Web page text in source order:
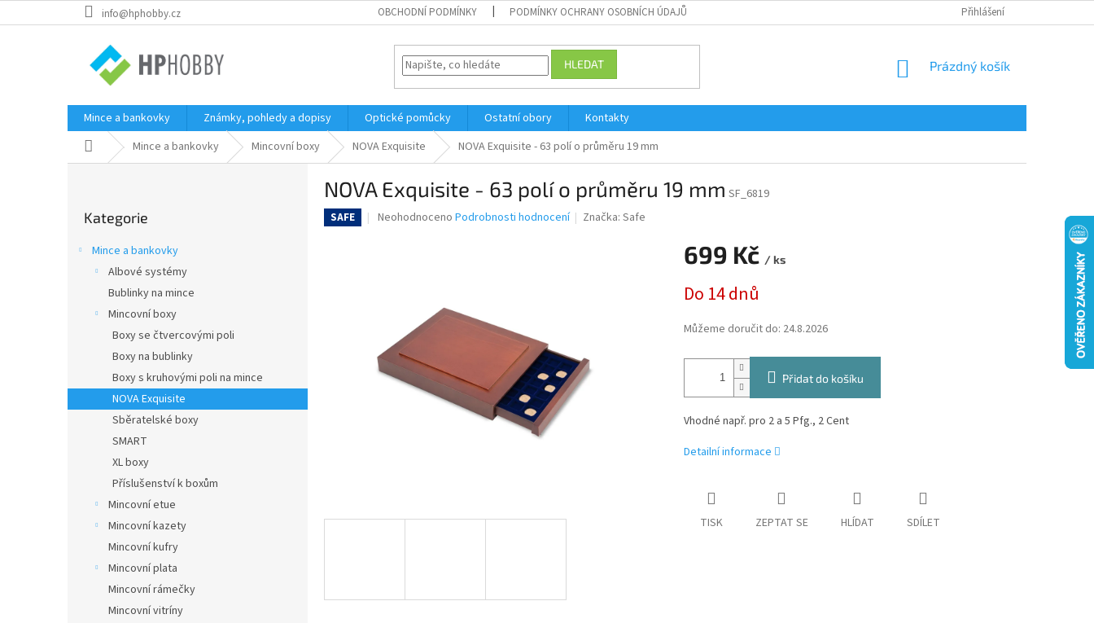
na
info@hphobby.cz OBCHODNÍ PODMÍNKY PODMÍNKY OCHRANY OSOBNÍCH ÚDAJŮ Přihlášení
HLEDAT
NÁKUPNÍ
Prázdný košík
Mince a bankovky Známky, pohledy a dopisy Optické pomůcky Ostatní obory
Kontakty
Domů Mince a bankovky Mincovní boxy NOVA Exquisite NOVA Exquisite - 63 polí o průměru 19 mm
e
l
kategorie
Kategorie
Mince a bankovky
Albové systémy
Bublinky na mince
Mincovní boxy
Boxy se čtvercovými poli
Boxy na bublinky
Boxy s kruhovými poli na mince
NOVA Exquisite
Sběratelské boxy
SMART
XL boxy
Příslušenství k boxům
Mincovní etue
Mincovní kazety
Mincovní kufry
Mincovní plata
Mincovní rámečky
Mincovní vitríny
NOVA Exquisite - 63 polí o průměru 19 mm SF_6819
SAFE
Průměrné
hvězdiček.
Neohodnoceno Podrobnosti hodnocení Značka:Safe
699 Kč / ks
cena:
Do 14 dnů
Můžeme doručit do: 24.8.2026
Přidat do košíku
Vhodné např. pro 2 a 5 Pfg., 2 Cent
Detailní informace
TISK ZEPTAT SE HLÍDAT SDÍLET